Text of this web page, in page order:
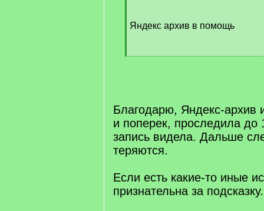
]
Яндекс архив в помощь
[
Благодарю, Яндекс-архив
и поперек, проследила до
запись видела. Дальше
теряются.
Если есть какие-то иные
признательна за подсказку.